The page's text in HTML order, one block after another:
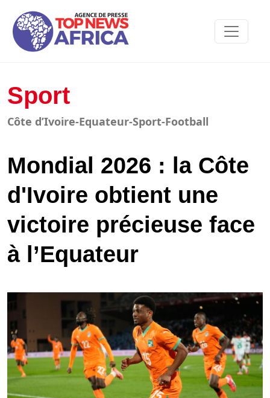
Sport
Côte d’Ivoire-Equateur-Sport-Football
Mondial 2026 : la Côte
d'Ivoire obtient une
victoire précieuse face
à l’Equateur